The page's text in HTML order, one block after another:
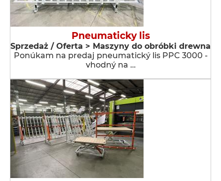
Pneumaticky lis
Sprzedaż / Oferta > Maszyny do obróbki drewna
Ponúkam na predaj pneumatický lis PPC 3000 -
vhodný na …